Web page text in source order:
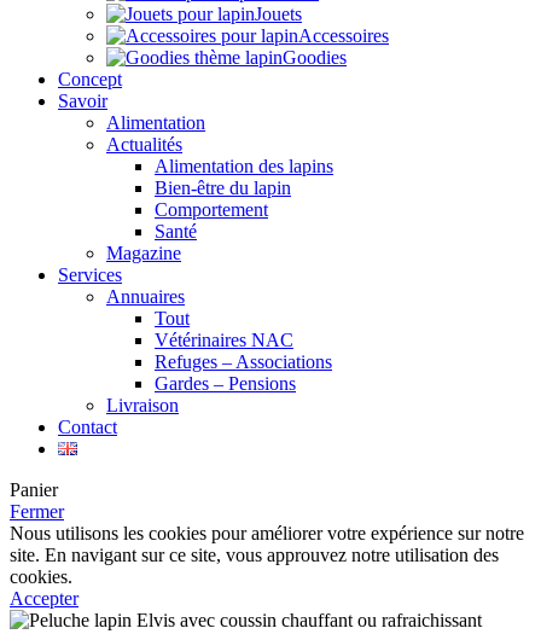
Jouets
Accessoires
Goodies
Concept
Savoir
Alimentation
Actualités
Alimentation des lapins
Bien-être du lapin
Comportement
Santé
Magazine
Services
Annuaires
Tout
Vétérinaires NAC
Refuges – Associations
Gardes – Pensions
Livraison
Contact
Panier
Fermer
Nous utilisons les cookies pour améliorer votre expérience sur notre
site. En navigant sur ce site, vous approuvez notre utilisation des
cookies.
Accepter